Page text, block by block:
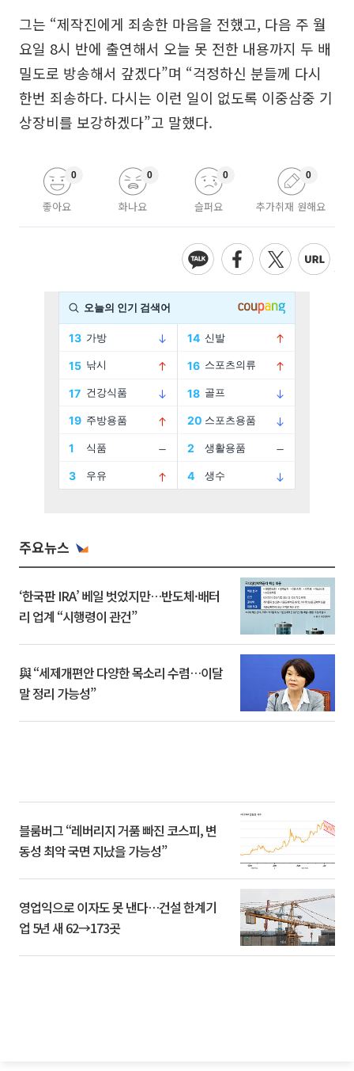
그는 “제작진에게 죄송한 마음을 전했고, 다음 주 월
요일 8시 반에 출연해서 오늘 못 전한 내용까지 두 배
밀도로 방송해서 갚겠다”며 “걱정하신 분들께 다시
한번 죄송하다. 다시는 이런 일이 없도록 이중삼중 기
상장비를 보강하겠다”고 말했다.
좋아요
0
화나요
0
슬퍼요
0
추가취재 원해요
0
주요뉴스
‘한국판 IRA’ 베일 벗었지만…반도체·배터
리 업계 “시행령이 관건”
與 “세제개편안 다양한 목소리 수렴…이달
말 정리 가능성”
블룸버그 “레버리지 거품 빠진 코스피, 변
동성 최악 국면 지났을 가능성”
영업익으로 이자도 못 낸다…건설 한계기
업 5년 새 62→173곳